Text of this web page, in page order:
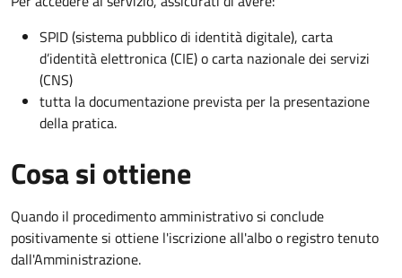
SPID (sistema pubblico di identità digitale), carta
d’identità elettronica (CIE) o carta nazionale dei servizi
(CNS)
tutta la documentazione prevista per la presentazione
della pratica.
Cosa si ottiene
Quando il procedimento amministrativo si conclude
positivamente si ottiene l'iscrizione all'albo o registro tenuto
dall'Amministrazione.